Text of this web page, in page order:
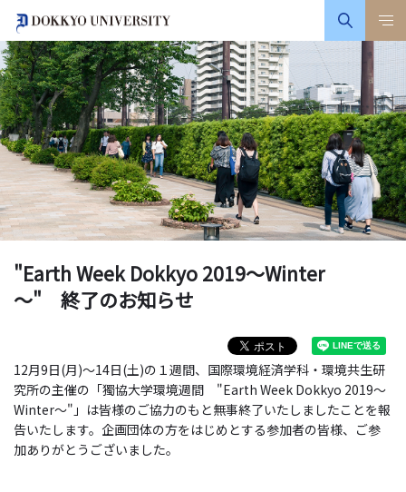
"Earth Week Dokkyo 2019～Winter
～" 終了のお知らせ
12月9日(月)～14日(土)の１週間、国際環境経済学科・環境共生研
究所の主催の「獨協大学環境週間 "Earth Week Dokkyo 2019～
Winter～"」は皆様のご協力のもと無事終了いたしましたことを報
告いたします。企画団体の方をはじめとする参加者の皆様、ご参
加ありがとうございました。